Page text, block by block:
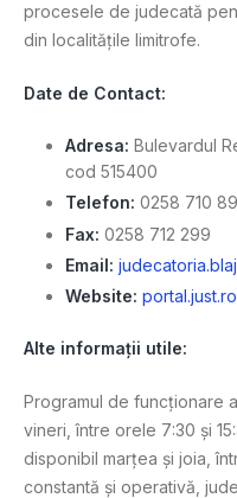
procesele de judecată
din localitățile limitrofe.
Date de Contact:
Adresa: Bulevardul
cod 515400
Telefon: 0258 710
Fax: 0258 712 299
Email:
Website: portal.just.ro
Alte informații utile:
Programul de funcționare
vineri, între orele 7:30 și
disponibil marțea și joia,
constantă și operativă,